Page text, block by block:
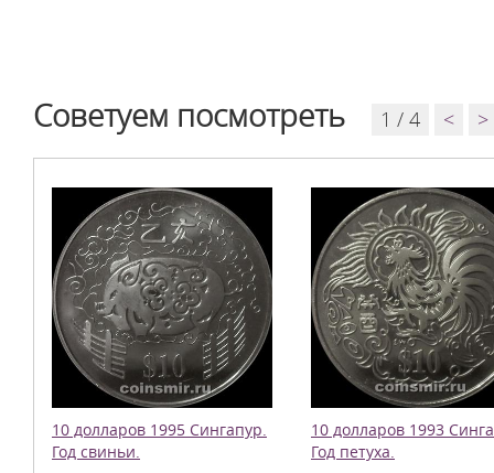
Советуем посмотреть 1 / 4 < >
10 долларов 1995 Сингапур.
Год свиньи.
10 долларов 1993
Год петуха.